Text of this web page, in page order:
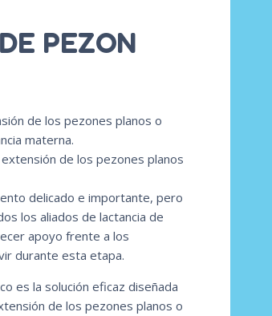
PEZON
de los pezones planos o
materna.
de los pezones planos
delicado e importante, pero
los aliados de lactancia de
apoyo frente a los
durante esta etapa.
es la solución eficaz diseñada
de los pezones planos o